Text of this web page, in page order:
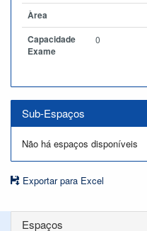
Àrea
Capacidade
Exame
0
Sub-Espaços
Não há espaços disponíveis
Exportar para Excel
Espaços